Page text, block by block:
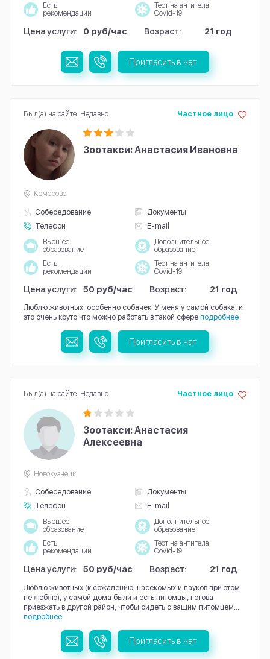
Есть
рекомендации
Тест на антитела
Covid-19
Цена услуги: 0 руб/час Возраст: 21 год
Пригласить в чат
Зоотакси: Анастасия Ивановна
Собеседование
Документы
Телефон
E-mail
Частное лицо
Кемерово
Высшее
образование
Дополнительное
образование
Есть
рекомендации
Тест на антитела
Covid-19
Цена услуги: 50 руб/час Возраст: 21 год
Люблю животных, особенно собачек. У меня у самой собака, и
это очень круто что можно работать в такой сфере подробнее
Был(а) на сайте: Недавно
Пригласить в чат
Зоотакси: Анастасия
Алексеевна
Собеседование
Документы
Телефон
E-mail
Частное лицо
Новокузнецк
Высшее
образование
Дополнительное
образование
Есть
рекомендации
Тест на антитела
Covid-19
Цена услуги: 50 руб/час Возраст: 21 год
Люблю животных (к сожалению, насекомых и пауков при этом
не люблю), у самой дома были и есть питомцы, готова
приезжать в другой район, чтобы сидеть с вашим питомцем...
подробнее
Был(а) на сайте: Недавно
Пригласить в чат